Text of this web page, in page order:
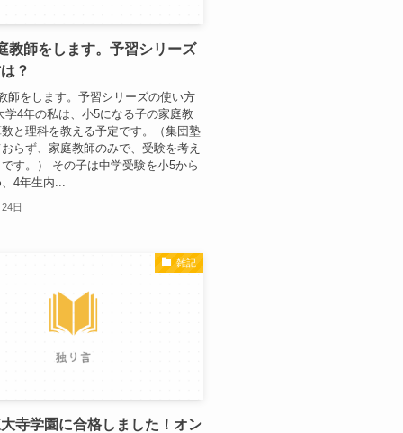
教師をします。予習シリーズ
？
師をします。予習シリーズの使い方
学4年の私は、小5になる子の家庭教
と理科を教える予定です。（集団塾
らず、家庭教師のみで、受験を考え
す。） その子は中学受験を小5から
4年生内...
日
雑記
寺学園に合格しました！オン